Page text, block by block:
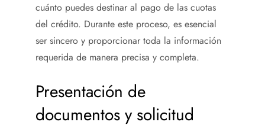
cuánto puedes destinar al pago de las cuotas
del crédito. Durante este proceso, es esencial
ser sincero y proporcionar toda la información
requerida de manera precisa y completa.
Presentación de
documentos y solicitud